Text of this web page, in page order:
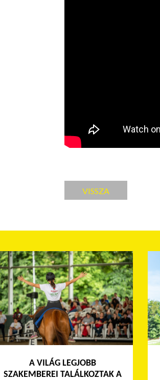
VISSZA
A VILÁG LEGJOBB
SZAKEMBEREI TALÁLKOZTAK A